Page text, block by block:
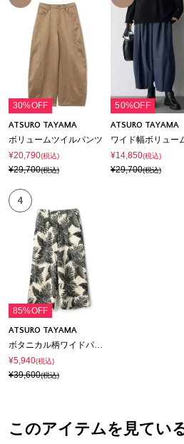
30%OFF
ATSURO TAYAMA
ボリュームツイルパンツ
¥20,790(税込)
¥29,700(税込)
50%OFF
ATSURO TAYAMA
¥14,850(税込)
¥29,700(税込)
4
85%OFF
ATSURO TAYAMA
ボタニカル柄ワイドパンツ
¥5,940(税込)
¥39,600(税込)
このアイテムを見てい